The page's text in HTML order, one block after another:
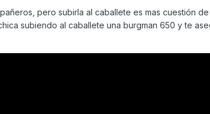
pero subirla al caballete es mas cuestión de
subiendo al caballete una burgman 650 y te